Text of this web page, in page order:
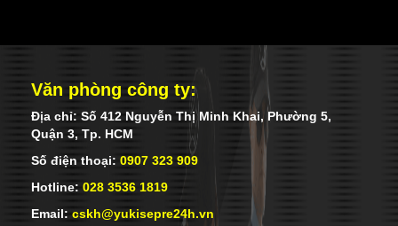
Văn phòng công ty:
Địa chỉ: Số 412 Nguyễn Thị Minh Khai, Phường 5,
Quận 3, Tp. HCM
Số điện thoại: 0907 323 909
Hotline: 028 3536 1819
Email: cskh@yukisepre24h.vn